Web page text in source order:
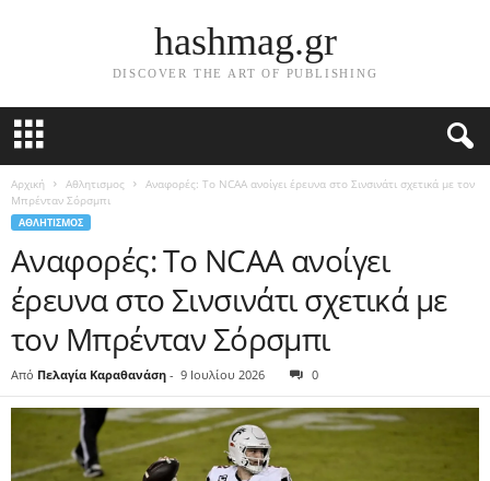
hashmag.gr
DISCOVER THE ART OF PUBLISHING
Αρχική Αθλητισμος
Αναφορές: Το NCAA ανοίγει έρευνα στο Σινσινάτι σχετικά με τον
Μπρένταν Σόρσμπι
ΑΘΛΗΤΙΣΜΟΣ
Αναφορές: Το NCAA ανοίγει
έρευνα στο Σινσινάτι σχετικά με
τον Μπρένταν Σόρσμπι
Από Πελαγία Καραθανάση - 9 Ιουλίου 2026 0